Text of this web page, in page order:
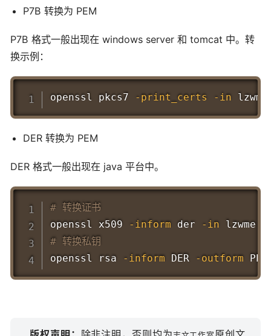
P7B 转换为 PEM
P7B 格式一般出现在 windows server 和 tomcat 中。转
换示例：
openssl pkcs7 -print_certs -in
DER 转换为 PEM
DER 格式一般出现在 java 平台中。
# 转换证书
openssl x509 -inform der -in
# 转换私钥
openssl rsa -inform DER -outform